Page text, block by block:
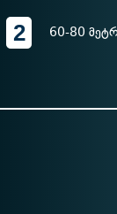
2 60-80